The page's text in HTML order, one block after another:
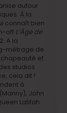
autour
À la
connaît bien
off L’Âge de
A la
métrage de
et
studios
cela dit !
à
John
Latifah